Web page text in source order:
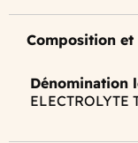
Composition
Dénomination
ELECTROLYTE